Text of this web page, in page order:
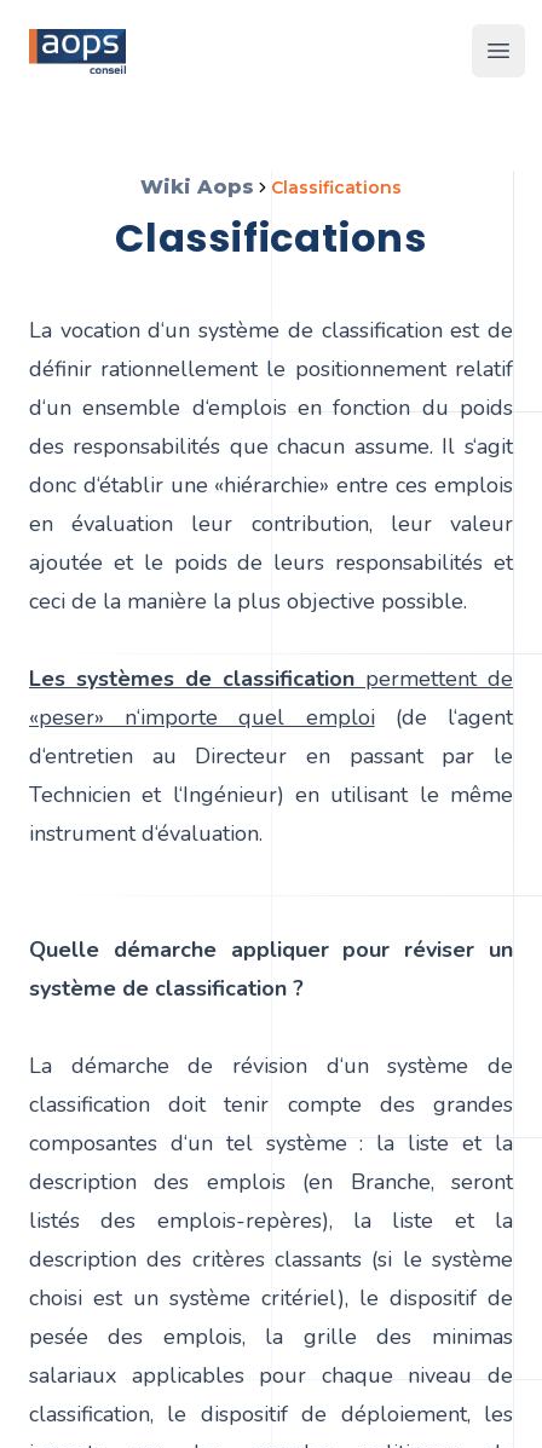
Les
Wiki Aops classifications
classifications
La vocation d‘un système de classification est de
définir rationnellement le positionnement relatif
d‘un ensemble d‘emplois en fonction du poids
des responsabilités que chacun assume. Il s‘agit
donc d‘établir une «hiérarchie» entre ces emplois
en évaluation leur contribution, leur valeur
ajoutée et le poids de leurs responsabilités et
ceci de la manière la plus objective possible.
Les systèmes de classificationpermettent de
«peser» n‘importe quel emploi(de l‘agent
d‘entretien au Directeur en passant par le
Technicien et l‘Ingénieur) en utilisant le même
instrument d‘évaluation.
Quelle démarche appliquer pour réviser un
système de classification ?
La démarche de révision d‘un système de
classification doit tenir compte des grandes
composantes d‘un tel système : la liste et la
description des emplois (en Branche, seront
listés des emplois-repères), la liste et la
description des critères classants (si le système
choisi est un système critériel), le dispositif de
pesée des emplois, la grille des minimas
salariaux applicables pour chaque niveau de
classification, le dispositif de déploiement, les